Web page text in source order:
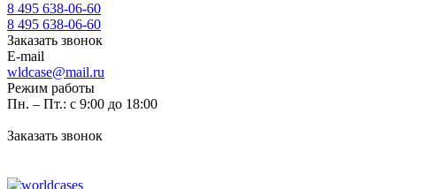
8 495 638-06-60
8 495 638-06-60
Заказать звонок
E-mail
wldcase@mail.ru
Режим работы
Пн. – Пт.: с 9:00 до 18:00
Заказать звонок